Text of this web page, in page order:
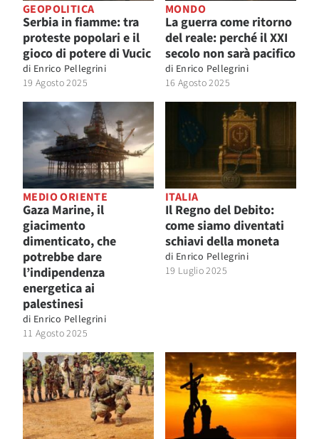
GEOPOLITICA
Serbia in fiamme: tra
proteste popolari e il
gioco di potere di Vucic
di Enrico Pellegrini
19 Agosto 2025
MONDO
La guerra come ritorno
del reale: perché il XXI
secolo non sarà pacifico
di Enrico Pellegrini
16 Agosto 2025
MEDIO ORIENTE
Gaza Marine, il
giacimento
dimenticato, che
potrebbe dare
l’indipendenza
energetica ai
palestinesi
di Enrico Pellegrini
11 Agosto 2025
ITALIA
Il Regno del Debito:
come siamo diventati
schiavi della moneta
di Enrico Pellegrini
19 Luglio 2025